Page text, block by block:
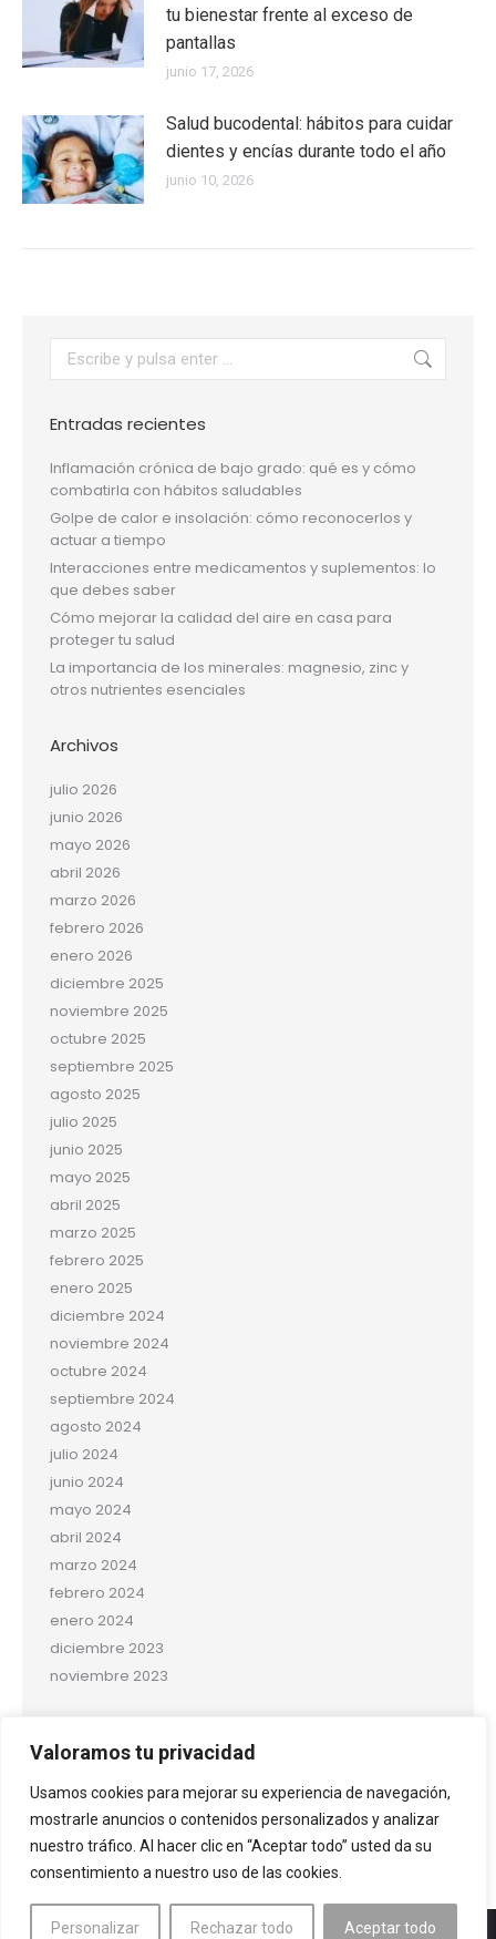
Valoramos tu privacidad
Usamos cookies para mejorar su experiencia de navegación,
mostrarle anuncios o contenidos personalizados y analizar
nuestro tráfico. Al hacer clic en “Aceptar todo” usted da su
consentimiento a nuestro uso de las cookies.
Personalizar Rechazar todo Aceptar todo
tu bienestar frente al exceso de
pantallas
junio 17, 2026
Salud bucodental: hábitos para cuidar
dientes y encías durante todo el año
junio 10, 2026
Buscar:
Entradas recientes
Inflamación crónica de bajo grado: qué es y cómo
combatirla con hábitos saludables
Golpe de calor e insolación: cómo reconocerlos y
actuar a tiempo
Interacciones entre medicamentos y suplementos: lo
que debes saber
Cómo mejorar la calidad del aire en casa para
proteger tu salud
La importancia de los minerales: magnesio, zinc y
otros nutrientes esenciales
Archivos
julio 2026
junio 2026
mayo 2026
abril 2026
marzo 2026
febrero 2026
enero 2026
diciembre 2025
noviembre 2025
octubre 2025
septiembre 2025
agosto 2025
julio 2025
junio 2025
mayo 2025
abril 2025
marzo 2025
febrero 2025
enero 2025
diciembre 2024
noviembre 2024
octubre 2024
septiembre 2024
agosto 2024
julio 2024
junio 2024
mayo 2024
abril 2024
marzo 2024
febrero 2024
enero 2024
diciembre 2023
noviembre 2023
Uncategorized